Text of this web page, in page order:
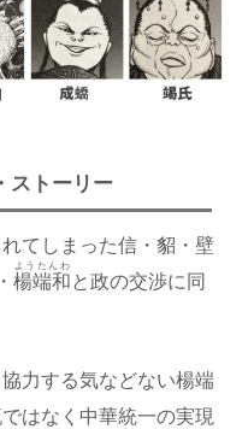
ストーリー
てしまった信・貂・壁
楊端和
ようたんわ
と政の交渉に同
力する気などない楊端
はなく中華統一の実現